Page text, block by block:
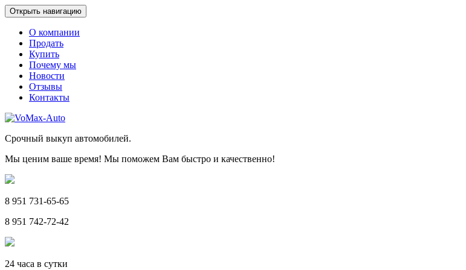
Открыть навигацию
О компании
Продать
Купить
Почему мы
Новости
Отзывы
Контакты
Срочный выкуп автомобилей.
Мы ценим ваше время! Мы поможем Вам быстро и качественно!
8 951 731-65-65
8 951 742-72-42
24 часа в сутки